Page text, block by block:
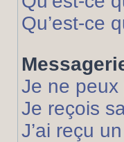
Qu’est-ce
Je ne peux
Je reçois
J’ai reçu